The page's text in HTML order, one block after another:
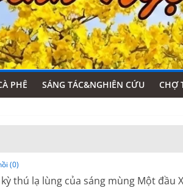
PHÊ SÁNG TÁC&NGHIÊN CỨU CHỢ
(0)
thú lạ lùng của sáng mùng Một đầu